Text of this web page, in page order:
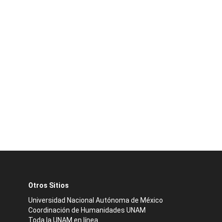
Otros Sitios
Universidad Nacional Autónoma de México
Coordinación de Humanidades UNAM
Toda la UNAM en línea